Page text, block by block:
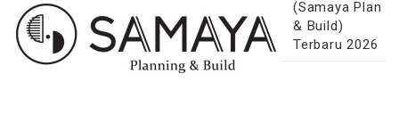
(Samaya Plan
& Build)
Terbaru 2026